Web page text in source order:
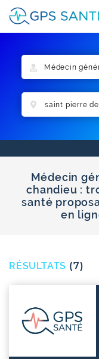
Médecin
chandieu :
santé
en
RÉSULTATS (7)